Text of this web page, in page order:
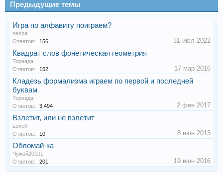
Предыдущие темы
Игра по алфавиту поиграем?
nesha
Ответов:
156 31 июл 2022
Квадрат слов фонетическая геометрия
Торнада
Ответов:
152 17 мар 2016
Кладезь формализма играем по первой и последней
буквам
Торнада
Ответов:
3.494 2 фев 2017
Взлетит, или не взлетит
Lovelli
Ответов:
10 8 июн 2013
Обломай-ка
Чужой20101
Ответов:
201 19 июн 2016